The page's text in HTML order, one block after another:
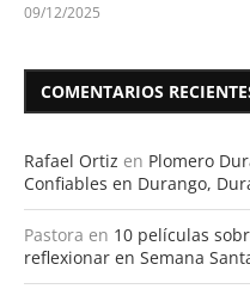
09/12/2025
COMENTARIOS
Rafael Ortiz en Plomero
Confiables en Durango,
Pastora en 10 películas
reflexionar en Semana